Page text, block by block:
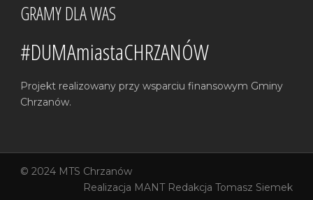
GRAMY DLA WAS
#DUMAmiastaCHRZANÓW
Projekt realizowany przy wsparciu finansowym Gminy
Chrzanów.
© 2024 MTS Chrzanów
Realizacja MANTRedakcja Tomasz Siemek